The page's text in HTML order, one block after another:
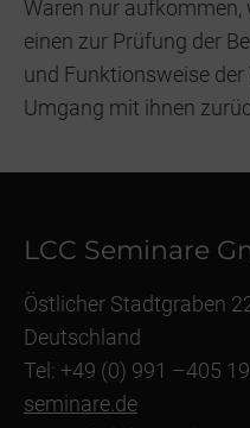
Waren nur
einen zur Prüfung der
und Funktionsweise
Umgang mit ihnen
LCC Seminare
Östlicher Stadtgraben
Deutschland
Tel: +49 (0) 991 –405
seminare.de